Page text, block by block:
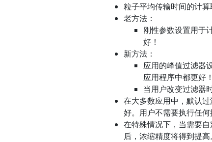
粒子平均传输时间的计
老方法：
刚性参数设置用于
好！
新方法：
应用的峰值过滤器
应用程序中都更好！
当用户改变过滤器
在大多数应用中，默认
好。用户不需要执行任何
在特殊情况下，当需要
后，浓缩精度将得到提高。